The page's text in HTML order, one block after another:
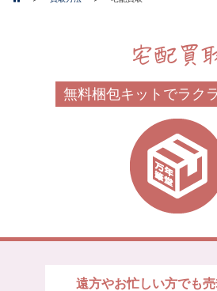
宅配買
無料梱包キットでラク
遠方やお忙しい方でも売